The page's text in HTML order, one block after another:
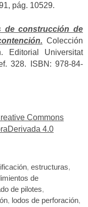
pág. 10529.
de construcción de
Colección
Editorial Universitat
328. ISBN: 978-84-
Commons
4.0
, estructuras,
de
de pilotes,
, lodos de perforación,